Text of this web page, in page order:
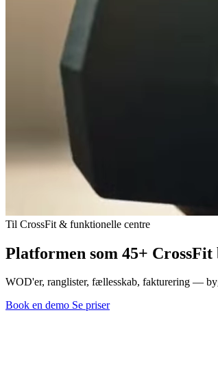
Til CrossFit & funktionelle centre
Platformen som 45+ CrossFit
WOD'er, ranglister, fællesskab, fakturering —
Book en demo Se priser